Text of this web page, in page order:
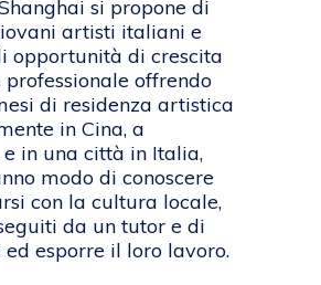
si propone di
artisti italiani e
opportunità di crescita
offrendo
di residenza artistica
in Cina, a
e in una città in Italia,
modo di conoscere
con la cultura locale,
da un tutor e di
esporre il loro lavoro.